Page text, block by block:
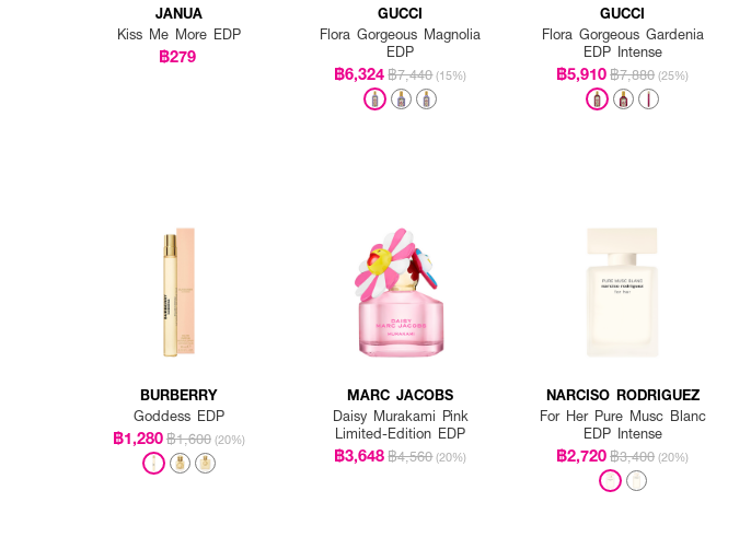
JANUA
Kiss Me More EDP
฿279
GUCCI
Flora Gorgeous Magnolia
EDP
฿6,324฿7,440 (15%)
GUCCI
Flora Gorgeous Gardenia
EDP Intense
฿5,910฿7,880 (25%)
BURBERRY
Goddess EDP
฿1,280฿1,600 (20%)
MARC JACOBS
Daisy Murakami Pink
Limited-Edition EDP
฿3,648฿4,560 (20%)
NARCISO RODRIGUEZ
For Her Pure Musc Blanc
EDP Intense
฿2,720฿3,400 (20%)